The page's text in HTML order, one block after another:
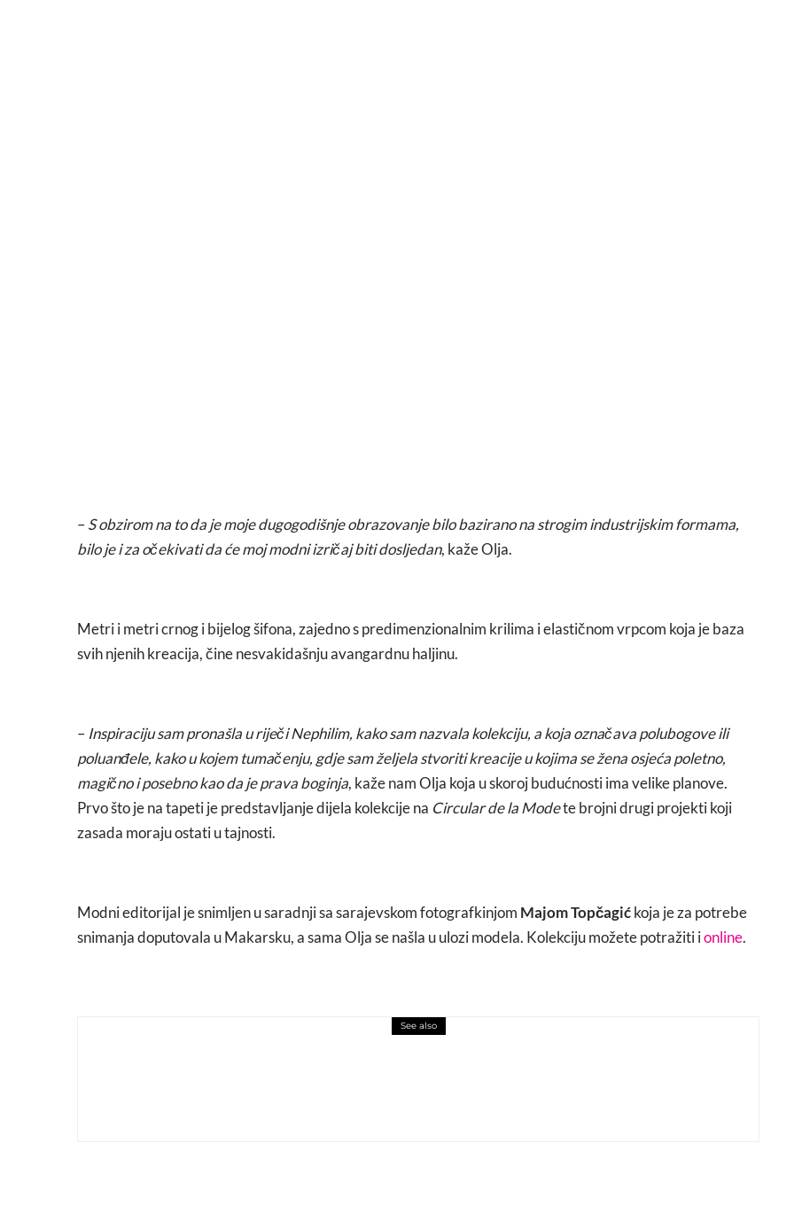
–S obzirom na to da je moje dugogodišnje obrazovanje bilo bazirano na strogim industrijskim formama,
bilo je i za očekivati da će moj modni izričaj biti dosljedan, kaže Olja.
Metri i metri crnog i bijelog šifona, zajedno s predimenzionalnim krilima i elastičnom vrpcom koja je baza
svih njenih kreacija, čine nesvakidašnju avangardnu haljinu.
– Inspiraciju sam pronašla u riječi Nephilim, kako sam nazvala kolekciju, a koja označava polubogove ili
poluanđele, kako u kojem tumačenju, gdje sam željela stvoriti kreacije u kojima se žena osjeća poletno,
magično i posebno kao da je prava boginja, kaže nam Olja koja u skoroj budućnosti ima velike planove.
Prvo što je na tapeti je predstavljanje dijela kolekcije na Circular de la Modete brojni drugi projekti koji
zasada moraju ostati u tajnosti.
Modni editorijal je snimljen u saradnji sa sarajevskom fotografkinjom Majom Topčagićkoja je za potrebe
snimanja doputovala u Makarsku, a sama Olja se našla u ulozi modela. Kolekciju možete potražiti ionline.
See also